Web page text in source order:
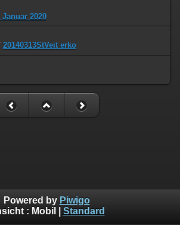
2020
20140313StVeit erko
Powered by Piwigo
: Mobil Standard